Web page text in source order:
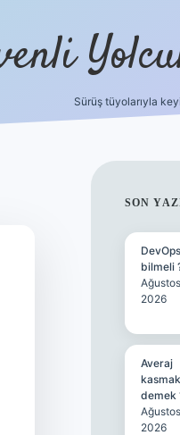
Sürüş tüyolarıyla
SON
bilmeli
2026
Averaj
demek
2026